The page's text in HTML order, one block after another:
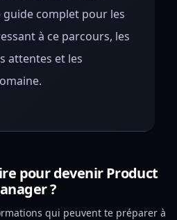
complet pour les
à ce parcours, les
attentes et les
pour devenir Product
?
qui peuvent te préparer à